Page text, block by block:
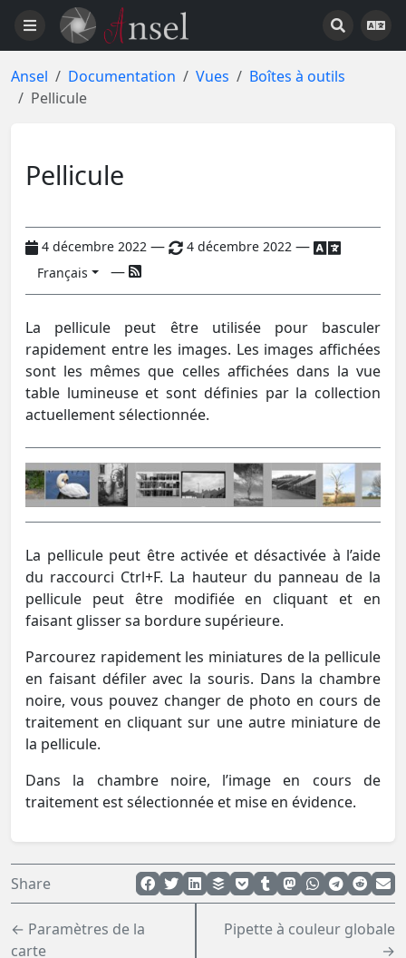
Ansel Documentation Vues
Boîtes à outils
Pellicule
Pellicule
4 décembre 2022 — 4 décembre 2022 —
Français —
La pellicule peut être utilisée pour basculer
rapidement entre les images. Les images affichées
sont les mêmes que celles affichées dans la vue
table lumineuse et sont définies par la collection
actuellement sélectionnée.
La pellicule peut être activée et désactivée à l’aide
du raccourci Ctrl+F. La hauteur du panneau de la
pellicule peut être modifiée en cliquant et en
faisant glisser sa bordure supérieure.
Parcourez rapidement les miniatures de la pellicule
en faisant défiler avec la souris. Dans la chambre
noire, vous pouvez changer de photo en cours de
traitement en cliquant sur une autre miniature de
la pellicule.
Dans la chambre noire, l’image en cours de
traitement est sélectionnée et mise en évidence.
Share
← Paramètres de la
carte
Pipette à couleur globale
→